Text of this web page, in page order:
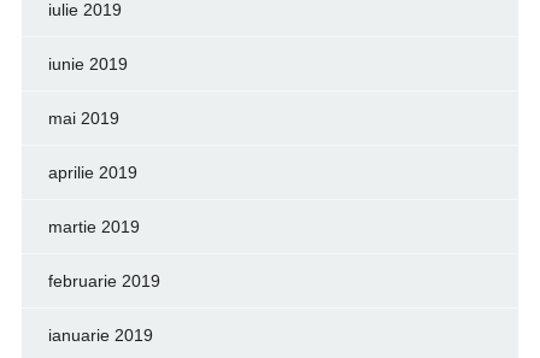
iulie 2019
iunie 2019
mai 2019
aprilie 2019
martie 2019
februarie 2019
ianuarie 2019